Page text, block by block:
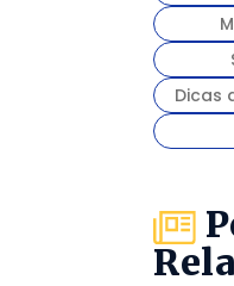
Dicas